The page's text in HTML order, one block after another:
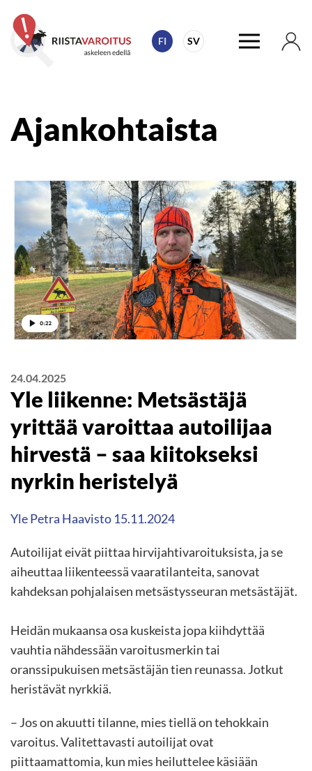
FI SV
Ajankohtaista
24.04.2025
Yle liikenne: Metsästäjä
yrittää varoittaa autoilijaa
hirvestä – saa kiitokseksi
nyrkin heristelyä
Yle Petra Haavisto 15.11.2024
Autoilijat eivät piittaa hirvijahtivaroituksista, ja se
aiheuttaa liikenteessä vaaratilanteita, sanovat
kahdeksan pohjalaisen metsästysseuran metsästäjät.
Heidän mukaansa osa kuskeista jopa kiihdyttää
vauhtia nähdessään varoitusmerkin tai
oranssipukuisen metsästäjän tien reunassa. Jotkut
heristävät nyrkkiä.
– Jos on akuutti tilanne, mies tiellä on tehokkain
varoitus. Valitettavasti autoilijat ovat
piittaamattomia, kun mies heiluttelee käsiään